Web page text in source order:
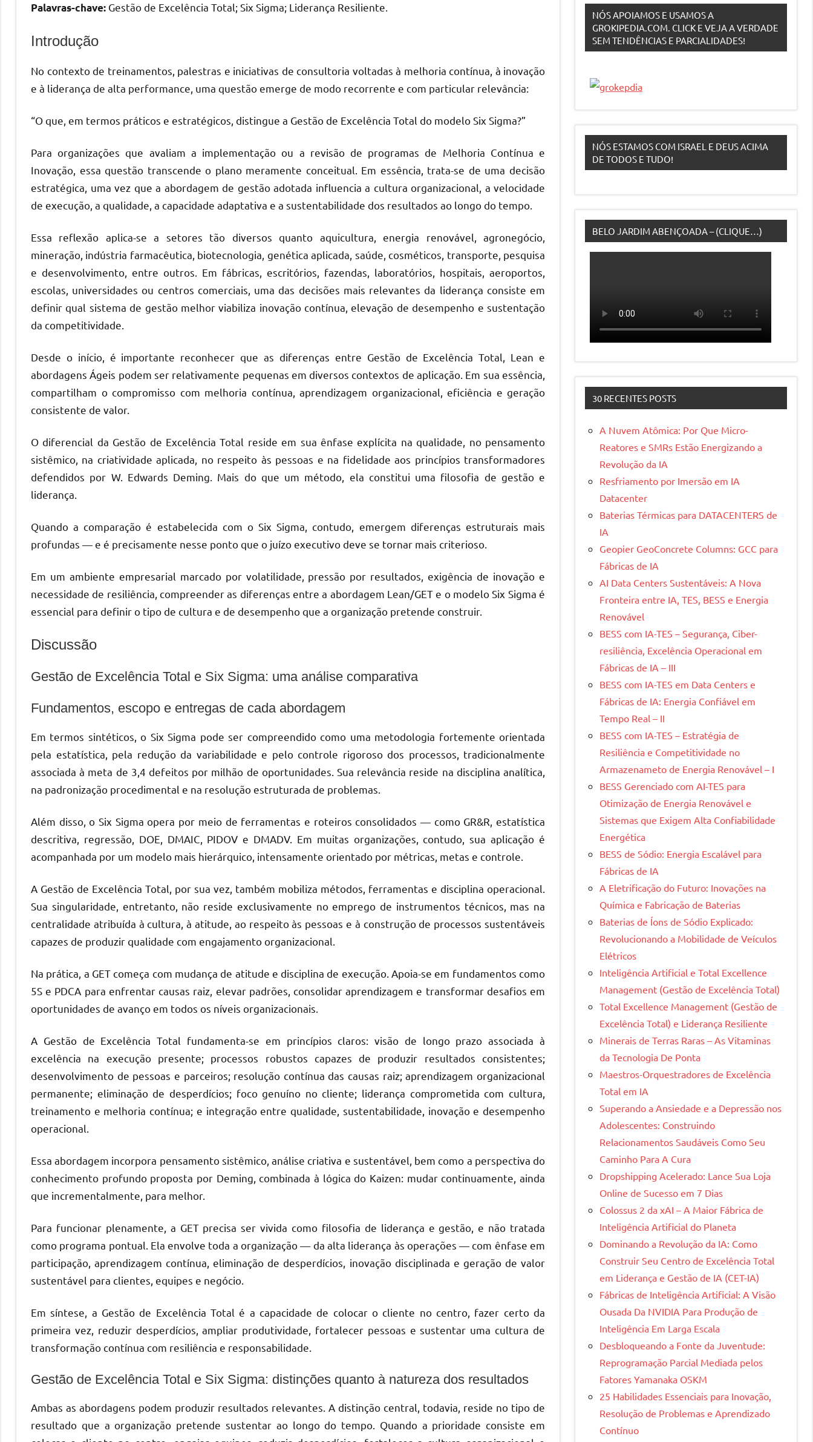
Palavras-chave: Gestão de Excelência Total; Six Sigma; Liderança Resiliente.
Introdução
No contexto de treinamentos, palestras e iniciativas de consultoria voltadas à melhoria contínua, à inovação
e à liderança de alta performance, uma questão emerge de modo recorrente e com particular relevância:
“O que, em termos práticos e estratégicos, distingue a Gestão de Excelência Total do modelo Six Sigma?”
Para organizações que avaliam a implementação ou a revisão de programas de Melhoria Contínua e
Inovação, essa questão transcende o plano meramente conceitual. Em essência, trata-se de uma decisão
estratégica, uma vez que a abordagem de gestão adotada influencia a cultura organizacional, a velocidade
de execução, a qualidade, a capacidade adaptativa e a sustentabilidade dos resultados ao longo do tempo.
Essa reflexão aplica-se a setores tão diversos quanto aquicultura, energia renovável, agronegócio,
mineração, indústria farmacêutica, biotecnologia, genética aplicada, saúde, cosméticos, transporte, pesquisa
e desenvolvimento, entre outros. Em fábricas, escritórios, fazendas, laboratórios, hospitais, aeroportos,
escolas, universidades ou centros comerciais, uma das decisões mais relevantes da liderança consiste em
definir qual sistema de gestão melhor viabiliza inovação contínua, elevação de desempenho e sustentação
da competitividade.
Desde o início, é importante reconhecer que as diferenças entre Gestão de Excelência Total, Lean e
abordagens Ágeis podem ser relativamente pequenas em diversos contextos de aplicação. Em sua essência,
compartilham o compromisso com melhoria contínua, aprendizagem organizacional, eficiência e geração
consistente de valor.
O diferencial da Gestão de Excelência Total reside em sua ênfase explícita na qualidade, no pensamento
sistêmico, na criatividade aplicada, no respeito às pessoas e na fidelidade aos princípios transformadores
defendidos por W. Edwards Deming. Mais do que um método, ela constitui uma filosofia de gestão e
liderança.
Quando a comparação é estabelecida com o Six Sigma, contudo, emergem diferenças estruturais mais
profundas — e é precisamente nesse ponto que o juízo executivo deve se tornar mais criterioso.
Em um ambiente empresarial marcado por volatilidade, pressão por resultados, exigência de inovação e
necessidade de resiliência, compreender as diferenças entre a abordagem Lean/GET e o modelo Six Sigma é
essencial para definir o tipo de cultura e de desempenho que a organização pretende construir.
Discussão
Gestão de Excelência Total e Six Sigma: uma análise comparativa
Fundamentos, escopo e entregas de cada abordagem
Em termos sintéticos, o Six Sigma pode ser compreendido como uma metodologia fortemente orientada
pela estatística, pela redução da variabilidade e pelo controle rigoroso dos processos, tradicionalmente
associada à meta de 3,4 defeitos por milhão de oportunidades. Sua relevância reside na disciplina analítica,
na padronização procedimental e na resolução estruturada de problemas.
Além disso, o Six Sigma opera por meio de ferramentas e roteiros consolidados — como GR&R, estatística
descritiva, regressão, DOE, DMAIC, PIDOV e DMADV. Em muitas organizações, contudo, sua aplicação é
acompanhada por um modelo mais hierárquico, intensamente orientado por métricas, metas e controle.
A Gestão de Excelência Total, por sua vez, também mobiliza métodos, ferramentas e disciplina operacional.
Sua singularidade, entretanto, não reside exclusivamente no emprego de instrumentos técnicos, mas na
centralidade atribuída à cultura, à atitude, ao respeito às pessoas e à construção de processos sustentáveis
capazes de produzir qualidade com engajamento organizacional.
Na prática, a GET começa com mudança de atitude e disciplina de execução. Apoia-se em fundamentos como
5S e PDCA para enfrentar causas raiz, elevar padrões, consolidar aprendizagem e transformar desafios em
oportunidades de avanço em todos os níveis organizacionais.
A Gestão de Excelência Total fundamenta-se em princípios claros: visão de longo prazo associada à
excelência na execução presente; processos robustos capazes de produzir resultados consistentes;
desenvolvimento de pessoas e parceiros; resolução contínua das causas raiz; aprendizagem organizacional
permanente; eliminação de desperdícios; foco genuíno no cliente; liderança comprometida com cultura,
treinamento e melhoria contínua; e integração entre qualidade, sustentabilidade, inovação e desempenho
operacional.
Essa abordagem incorpora pensamento sistêmico, análise criativa e sustentável, bem como a perspectiva do
conhecimento profundo proposta por Deming, combinada à lógica do Kaizen: mudar continuamente, ainda
que incrementalmente, para melhor.
Para funcionar plenamente, a GET precisa ser vivida como filosofia de liderança e gestão, e não tratada
como programa pontual. Ela envolve toda a organização — da alta liderança às operações — com ênfase em
participação, aprendizagem contínua, eliminação de desperdícios, inovação disciplinada e geração de valor
sustentável para clientes, equipes e negócio.
Em síntese, a Gestão de Excelência Total é a capacidade de colocar o cliente no centro, fazer certo da
primeira vez, reduzir desperdícios, ampliar produtividade, fortalecer pessoas e sustentar uma cultura de
transformação contínua com resiliência e responsabilidade.
Gestão de Excelência Total e Six Sigma: distinções quanto à natureza dos resultados
Ambas as abordagens podem produzir resultados relevantes. A distinção central, todavia, reside no tipo de
resultado que a organização pretende sustentar ao longo do tempo. Quando a prioridade consiste em
NÓS APOIAMOS E USAMOS A
GROKIPEDIA.COM. CLICK E VEJA A VERDADE
SEM TENDÊNCIAS E PARCIALIDADES!
NÓS ESTAMOS COM ISRAEL E DEUS ACIMA
DE TODOS E TUDO!
BELO JARDIM ABENÇOADA – (CLIQUE…)
30 RECENTES POSTS
A Nuvem Atômica: Por Que Micro-
Reatores e SMRs Estão Energizando a
Revolução da IA
Resfriamento por Imersão em IA
Datacenter
Baterias Térmicas para DATACENTERS de
IA
Geopier GeoConcrete Columns: GCC para
Fábricas de IA
AI Data Centers Sustentáveis: A Nova
Fronteira entre IA, TES, BESS e Energia
Renovável
BESS com IA-TES – Segurança, Ciber-
resiliência, Excelência Operacional em
Fábricas de IA – III
BESS com IA-TES em Data Centers e
Fábricas de IA: Energia Confiável em
Tempo Real – II
BESS com IA-TES – Estratégia de
Resiliência e Competitividade no
Armazenameto de Energia Renovável – I
BESS Gerenciado com AI-TES para
Otimização de Energia Renovável e
Sistemas que Exigem Alta Confiabilidade
Energética
BESS de Sódio: Energia Escalável para
Fábricas de IA
A Eletrificação do Futuro: Inovações na
Química e Fabricação de Baterias
Baterias de Íons de Sódio Explicado:
Revolucionando a Mobilidade de Veículos
Elétricos
Inteligência Artificial e Total Excellence
Management (Gestão de Excelência Total)
Total Excellence Management (Gestão de
Excelência Total) e Liderança Resiliente
Minerais de Terras Raras – As Vitaminas
da Tecnologia De Ponta
Maestros-Orquestradores de Excelência
Total em IA
Superando a Ansiedade e a Depressão nos
Adolescentes: Construindo
Relacionamentos Saudáveis Como Seu
Caminho Para A Cura
Dropshipping Acelerado: Lance Sua Loja
Online de Sucesso em 7 Dias
Colossus 2 da xAI – A Maior Fábrica de
Inteligência Artificial do Planeta
Dominando a Revolução da IA: Como
Construir Seu Centro de Excelência Total
em Liderança e Gestão de IA (CET-IA)
Fábricas de Inteligência Artificial: A Visão
Ousada Da NVIDIA Para Produção de
Inteligência Em Larga Escala
Desbloqueando a Fonte da Juventude:
Reprogramação Parcial Mediada pelos
Fatores Yamanaka OSKM
25 Habilidades Essenciais para Inovação,
Resolução de Problemas e Aprendizado
Contínuo